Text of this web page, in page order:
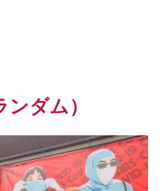
ダム）